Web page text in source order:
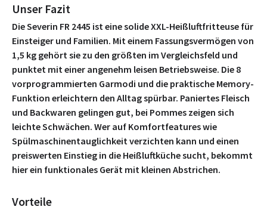
Unser Fazit
Die Severin FR 2445 ist eine solide XXL-Heißluftfritteuse für
Einsteiger und Familien. Mit einem Fassungsvermögen von
1,5 kg gehört sie zu den größten im Vergleichsfeld und
punktet mit einer angenehm leisen Betriebsweise. Die 8
vorprogrammierten Garmodi und die praktische Memory-
Funktion erleichtern den Alltag spürbar. Paniertes Fleisch
und Backwaren gelingen gut, bei Pommes zeigen sich
leichte Schwächen. Wer auf Komfortfeatures wie
Spülmaschinentauglichkeit verzichten kann und einen
preiswerten Einstieg in die Heißluftküche sucht, bekommt
hier ein funktionales Gerät mit kleinen Abstrichen.
Vorteile